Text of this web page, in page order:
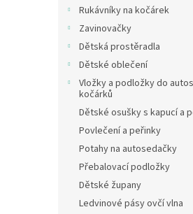
Rukávníky na kočárek
Zavinovačky
Dětská prostěradla
Dětské oblečení
Vložky a podložky do
kočárků
Dětské osušky s kapucí a
Povlečení a peřinky
Potahy na autosedačky
Přebalovací podložky
Dětské župany
Ledvinové pásy ovčí vlna